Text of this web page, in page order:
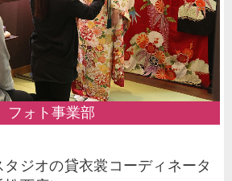
フォト事業部
タジオの貸衣裳コーディネータ